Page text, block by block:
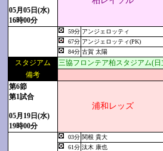
05月05日(水)
16時00分
59分 アンジェロッティ
67分 アンジェロッティ(PK)
84分 古賀 太陽
スタジアム
三協フロンテア柏スタジアム(
備考
第6節
第1試合
05月19日(水)
19時00分
浦和レッズ
03分 関根 貴大
61分 汰木 康也